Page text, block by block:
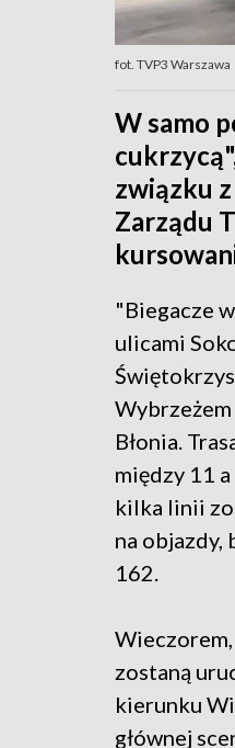
fot. TVP3 Warszawa
W samo
związku
Zarządu
"Biegacze
ulicami
Błonia.
między 11
kilka linii
na objazdy,
162.
zostaną
kierunku
głównej